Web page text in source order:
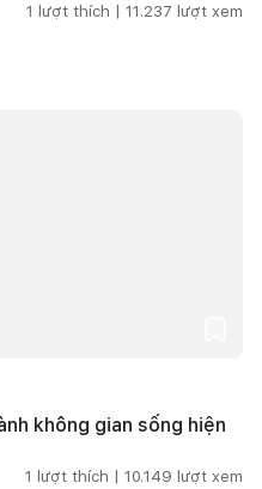
1 lượt thích | 11.237 lượt xem
không gian sống hiện
1 lượt thích | 10.149 lượt xem